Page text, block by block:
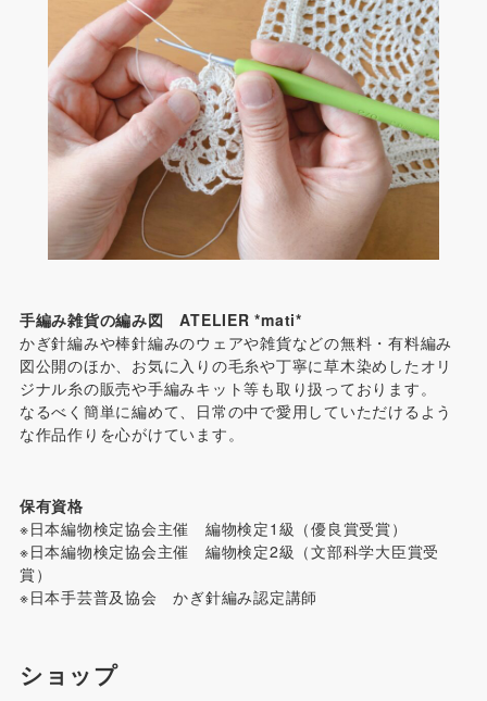
手編み雑貨の編み図 ATELIER *mati*
かぎ針編みや棒針編みのウェアや雑貨などの無料・有料編み
図公開のほか、お気に入りの毛糸や丁寧に草木染めしたオリ
ジナル糸の販売や手編みキット等も取り扱っております。
なるべく簡単に編めて、日常の中で愛用していただけるよう
な作品作りを心がけています。
保有資格
※日本編物検定協会主催 編物検定1級（優良賞受賞）
※日本編物検定協会主催 編物検定2級（文部科学大臣賞受
賞）
※日本手芸普及協会 かぎ針編み認定講師
ショップ